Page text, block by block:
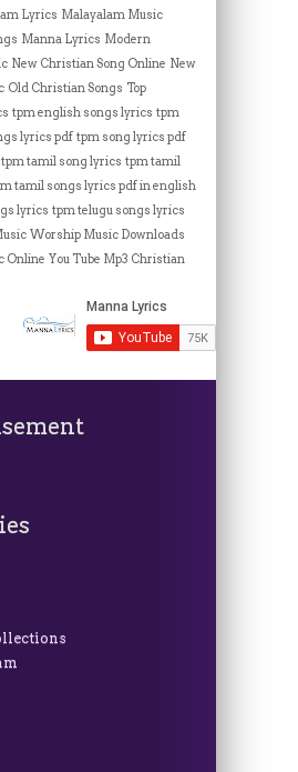
Lyrics Malayalam Music
Manna Lyrics Modern
New Christian Song Online New
Old Christian Songs Top
tpm english songs lyrics tpm
lyrics pdf tpm song lyrics pdf
tpm tamil song lyrics tpm tamil
tamil songs lyrics pdf in english
lyrics tpm telugu songs lyrics
Worship Music Downloads
Online You Tube Mp3 Christian